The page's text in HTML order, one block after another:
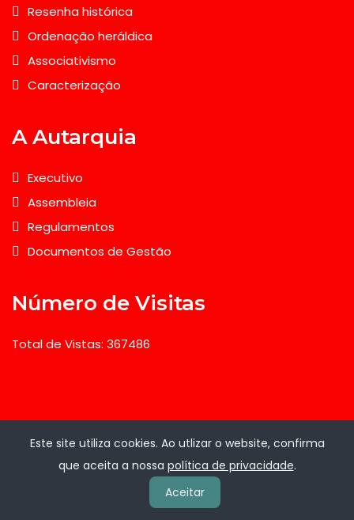
Este site utiliza cookies. Ao utlizar o website, confirma
que aceita a nossa política de privacidade.
Aceitar
Resenha histórica
Ordenação heráldica
Associativismo
Caracterização
A Autarquia
Executivo
Assembleia
Regulamentos
Documentos de Gestão
Número de Visitas
Total de Vistas: 367486
Admin
Administração